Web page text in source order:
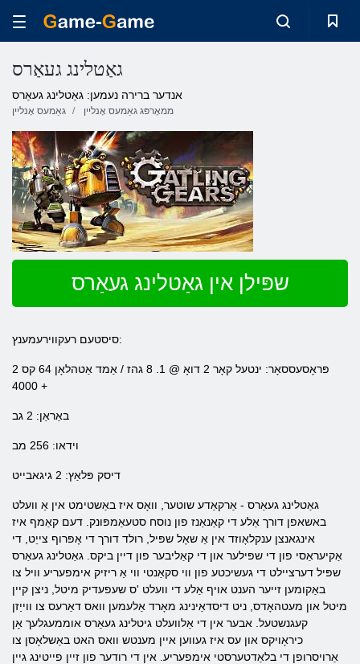
גאַטלינג געאַרס
אנדער ברירה נעמען: גאַטלינג געאַרס
גאַמעס אָנליין ממאָרפּג גאַמעס אָנליין
שפּילן אין גאַטלינג געאַרס
סיסטעם רעקווירעמענץ:
פּראָסעססאָר: ינטעל קאָר 2 דואָ @ 1. 8 גהז / אַמד אַטהלאָן 64 קס 2
4000 +
באַראַן: 2 גב
וידאו: 256 מב
דיסק פּלאַץ: 2 גיגאבייט
גאַטלינג געאַרס - אַרקאַדע שוטער, וואָס איז באַשטימט אין אַ וועלט
באשאפן דורך אַלע די קאַנאַנז פון נוסח סטעאַמפּונק. דעם קאַמף איז
אינגאנצן ענקלאָוזד אין אַ שאָל שפּיל, רולד דורך די אָפּרוף צייַט, די
אַקיעראַסי פון די שפּילער און די קאַליבער פון דיין ביקס. גאַטלינג געאַרס
שפּיל דערציילט די געשיכטע פון ​​ווי סקאַנטי ווי אַ ריזיק אימפעריע וויל צו
באַקומען זייער הענט אויף אַלע די וועלט 'ס שעפעדיק מיטל, ניצן קיין
מיטל און מעטהאָדס, ניט דיסדאַינינג מאָרד אַלעמען וואס דאַרעס צו ווייַזן
קעגנשטעל. אבער אין די אַלוועלט גיטלינג געאַרס אוממעגלעך אָן
כיראָויקס און עס איז געווען איין מענטש וואס האט באַשלאָסן צו
אַרויסרופן די בלאַדטערסטי אימפעריע. אין די רודער פון זיין פייטינג גיין